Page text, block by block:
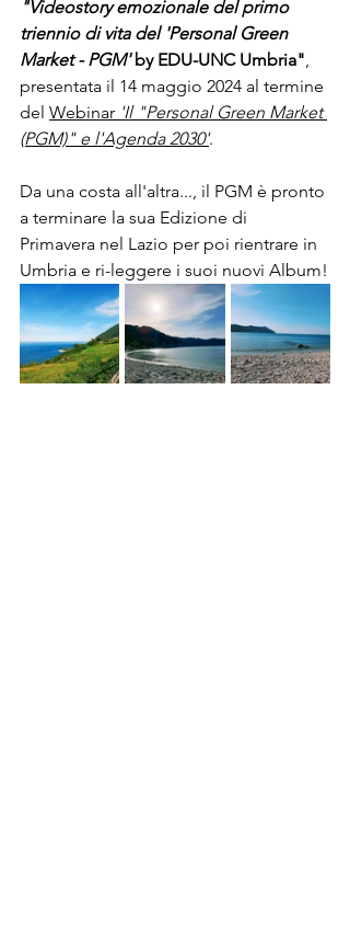
"Videostory emozionale del primo
triennio di vita del 'Personal Green
Market - PGM' by EDU-UNC Umbria",
presentata il 14 maggio 2024 al termine
del Webinar 'Il "Personal Green Market
(PGM)" e l'Agenda 2030'.
Da una costa all'altra..., il PGM è pronto
a terminare la sua Edizione di
Primavera nel Lazio per poi rientrare in
Umbria e ri-leggere i suoi nuovi Album!